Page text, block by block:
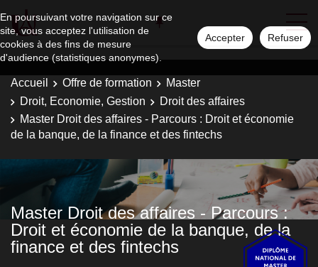
En poursuivant votre navigation sur ce
site, vous acceptez l'utilisation de
cookies à des fins de mesure
d'audience (statistiques anonymes).
Accepter Refuser
Accueil Offre de formation
Master
Droit, Economie, Gestion
Droit des affaires
Master Droit des affaires - Parcours : Droit et économie
de la banque, de la finance et des fintechs
Master Droit des affaires - Parcours :
Droit et économie de la banque, de la
finance et des fintechs